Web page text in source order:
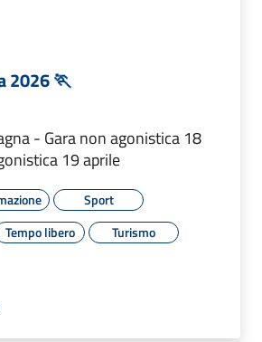
2026 🏃
- Gara non agonistica 18
19 aprile
Sport
Tempo libero Turismo